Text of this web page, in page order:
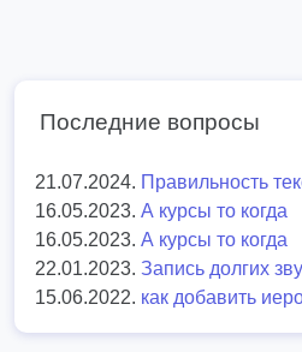
Последние вопросы
21.07.2024. Правильность
16.05.2023. А курсы то когда
16.05.2023. А курсы то когда
22.01.2023. Запись долгих
15.06.2022. как добавить